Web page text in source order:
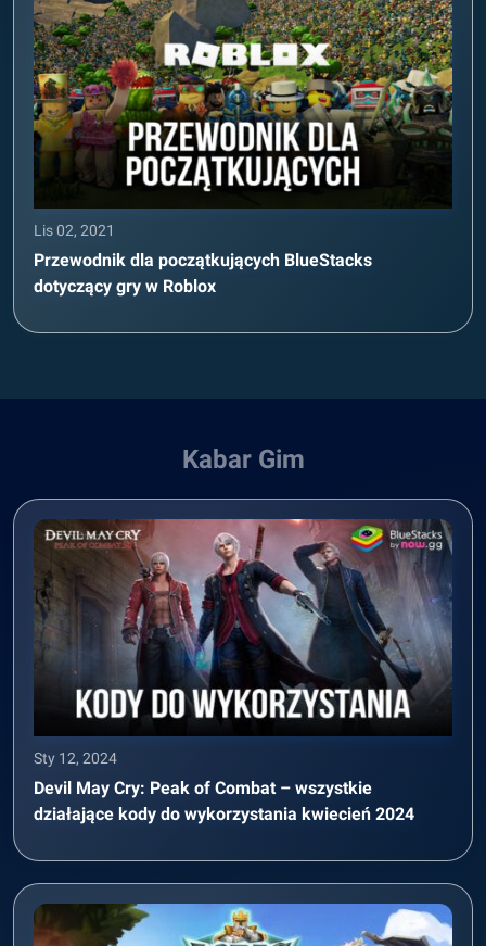
Lis 02, 2021
Przewodnik dla początkujących BlueStacks
dotyczący gry w Roblox
Kabar Gim
Sty 12, 2024
Devil May Cry: Peak of Combat – wszystkie
działające kody do wykorzystania kwiecień 2024